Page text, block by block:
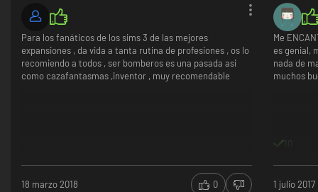
Para los fanáticos de los sims 3 de las mejores
expansiones , da vida a tanta rutina de profesiones , os lo
recomiendo a todos , ser bomberos es una pasada asi
como cazafantasmas ,inventor , muy recomendable
18 marzo 2018 0
Me
es genial,
nada de
muchos
1 julio 2017